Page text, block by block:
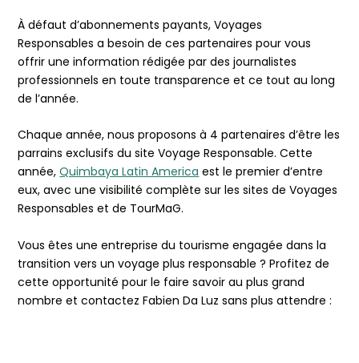
À défaut d’abonnements payants, Voyages
Responsables a besoin de ces partenaires pour vous
offrir une information rédigée par des journalistes
professionnels en toute transparence et ce tout au long
de l’année.
Chaque année, nous proposons à 4 partenaires d’être les
parrains exclusifs du site Voyage Responsable. Cette
année,Quimbaya Latin America est le premier d’entre
eux, avec une visibilité complète sur les sites de Voyages
Responsables et de TourMaG.
Vous êtes une entreprise du tourisme engagée dans la
transition vers un voyage plus responsable ? Profitez de
cette opportunité pour le faire savoir au plus grand
nombre et contactez Fabien Da Luz sans plus attendre :